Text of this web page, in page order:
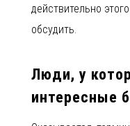
действительно
обсудить.
Люди, у
интересные